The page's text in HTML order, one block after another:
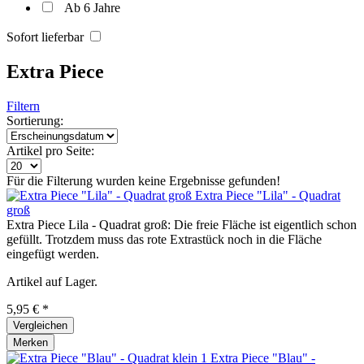
Ab 6 Jahre
Sofort lieferbar
Extra Piece
Filtern
Sortierung:
Artikel pro Seite:
Für die Filterung wurden keine Ergebnisse gefunden!
Extra Piece "Lila" - Quadrat
groß
Extra Piece Lila - Quadrat groß: Die freie Fläche ist eigentlich schon
gefüllt. Trotzdem muss das rote Extrastück noch in die Fläche
eingefügt werden.
Artikel auf Lager.
5,95 € *
Vergleichen
Merken
Extra Piece "Blau" -